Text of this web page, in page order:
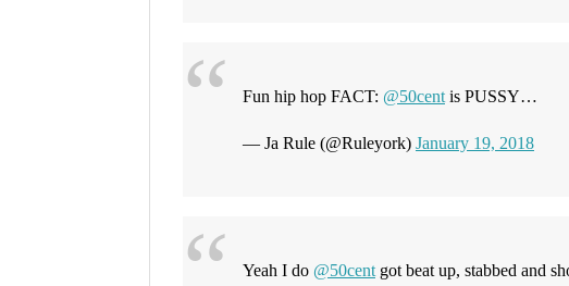
Fun hip hop FACT: @50cent is PUSSY…
— Ja Rule (@Ruleyork) January 19, 2018
Yeah I do @50cent got beat up, stabbed and